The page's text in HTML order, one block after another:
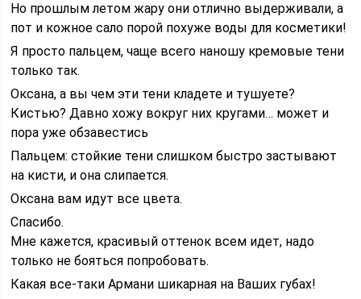
Но прошлым летом жару они отлично выдерживали, а
пот и кожное сало порой похуже воды для косметики!
Я просто пальцем, чаще всего наношу кремовые тени
только так.
Оксана, а вы чем эти тени кладете и тушуете?
Кистью? Давно хожу вокруг них кругами… может и
пора уже обзавестись
Пальцем: стойкие тени слишком быстро застывают
на кисти, и она слипается.
Оксана вам идут все цвета.
Спасибо.
Мне кажется, красивый оттенок всем идет, надо
только не бояться попробовать.
Какая все-таки Армани шикарная на Ваших губах!